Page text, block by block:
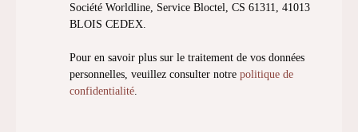
Société Worldline, Service Bloctel, CS 61311, 41013
BLOIS CEDEX.
Pour en savoir plus sur le traitement de vos données
personnelles, veuillez consulter notre politique de
confidentialité.